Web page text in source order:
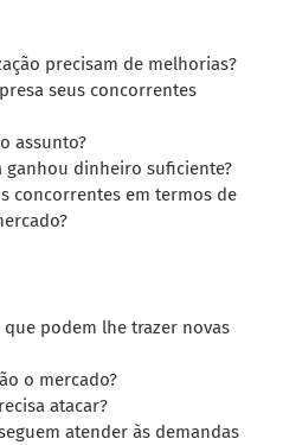
precisam de melhorias?
seus concorrentes
assunto?
ganhou dinheiro suficiente?
concorrentes em termos de
podem lhe trazer novas
o mercado?
atacar?
atender às demandas